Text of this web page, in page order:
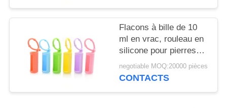
POLICY
Flacons à bille de 10
ml en vrac, rouleau en
silicone pour pierres
précieuses, support
pour flacons roll-on de
negotiable MOQ:20000 pièces
CONTACTS